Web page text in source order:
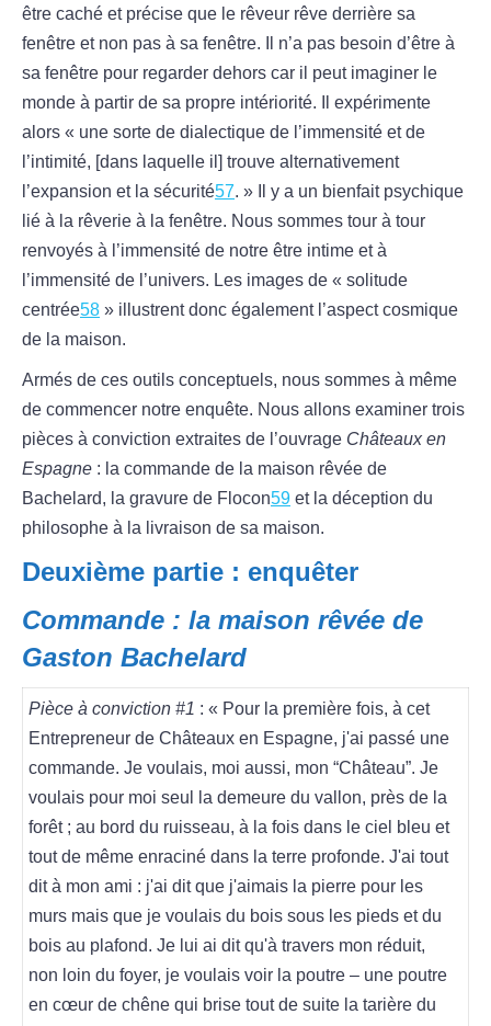
être caché et précise que le rêveur rêve derrière sa
fenêtre et non pas à sa fenêtre. Il n’a pas besoin d’être à
sa fenêtre pour regarder dehors car il peut imaginer le
monde à partir de sa propre intériorité. Il expérimente
alors « une sorte de dialectique de l’immensité et de
l’intimité, [dans laquelle il] trouve alternativement
l’expansion et la sécurité57. » Il y a un bienfait psychique
lié à la rêverie à la fenêtre. Nous sommes tour à tour
renvoyés à l’immensité de notre être intime et à
l’immensité de l’univers. Les images de « solitude
centrée58 » illustrent donc également l’aspect cosmique
de la maison.
Armés de ces outils conceptuels, nous sommes à même
de commencer notre enquête. Nous allons examiner trois
pièces à conviction extraites de l’ouvrage Châteaux en
Espagne : la commande de la maison rêvée de
Bachelard, la gravure de Flocon59 et la déception du
philosophe à la livraison de sa maison.
Deuxième partie : enquêter
Commande : la maison rêvée de
Gaston Bachelard
Pièce à conviction #1 : « Pour la première fois, à cet
Entrepreneur de Châteaux en Espagne, j'ai passé une
commande. Je voulais, moi aussi, mon “Château”. Je
voulais pour moi seul la demeure du vallon, près de la
forêt ; au bord du ruisseau, à la fois dans le ciel bleu et
tout de même enraciné dans la terre profonde. J'ai tout
dit à mon ami : j'ai dit que j'aimais la pierre pour les
murs mais que je voulais du bois sous les pieds et du
bois au plafond. Je lui ai dit qu'à travers mon réduit,
non loin du foyer, je voulais voir la poutre – une poutre
en cœur de chêne qui brise tout de suite la tarière du